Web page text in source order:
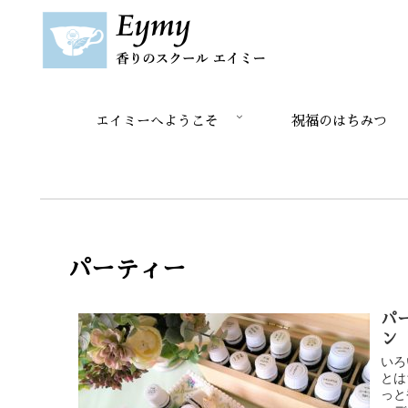
エイミーへようこそ 祝福のはちみつ
パーティー
パ
ン
い
と
っ